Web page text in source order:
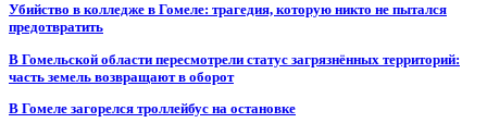
Убийство в колледже в Гомеле: трагедия, которую никто не пытался
предотвратить
В Гомельской области пересмотрели статус загрязнённых территорий:
часть земель возвращают в оборот
В Гомеле загорелся троллейбус на остановке